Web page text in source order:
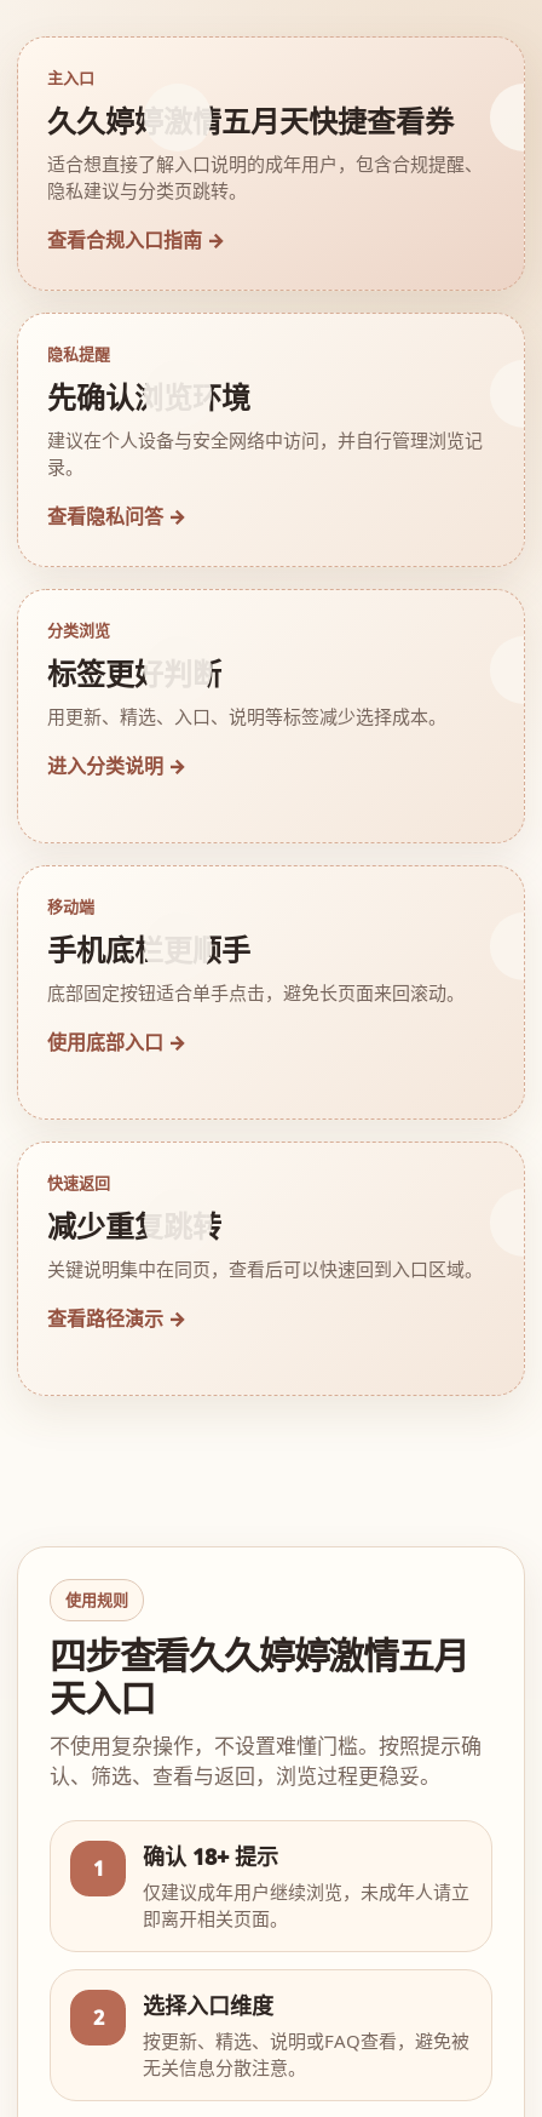
主入口
久久婷婷激情五月天快捷查看券
适合想直接了解入口说明的成年用户，包含合规提醒、
隐私建议与分类页跳转。
查看合规入口指南 →
隐私提醒
先确认浏览环境
建议在个人设备与安全网络中访问，并自行管理浏览记
录。
查看隐私问答 →
分类浏览
标签更好判断
用更新、精选、入口、说明等标签减少选择成本。
进入分类说明 →
移动端
手机底栏更顺手
底部固定按钮适合单手点击，避免长页面来回滚动。
使用底部入口 →
快速返回
减少重复跳转
关键说明集中在同页，查看后可以快速回到入口区域。
查看路径演示 →
使用规则
四步查看久久婷婷激情五月
天入口
不使用复杂操作，不设置难懂门槛。按照提示确
认、筛选、查看与返回，浏览过程更稳妥。
1 确认 18+ 提示
仅建议成年用户继续浏览，未成年人请立
即离开相关页面。
2 选择入口维度
按更新、精选、说明或FAQ查看，避免被
无关信息分散注意。